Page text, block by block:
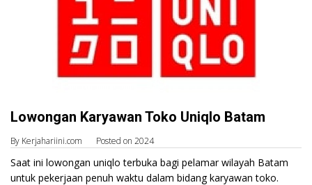
Lowongan Karyawan Toko Uniqlo Batam
By Kerjahariini.com Posted on 2024
Saat ini lowongan uniqlo terbuka bagi pelamar wilayah Batam
untuk pekerjaan penuh waktu dalam bidang karyawan toko.